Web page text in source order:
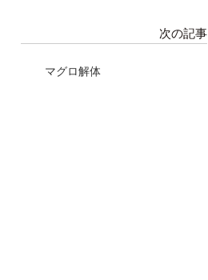
次の記事
マグロ解体